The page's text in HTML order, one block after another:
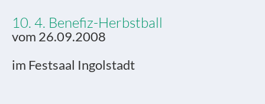
10. 4. Benefiz-Herbstball
vom 26.09.2008
im Festsaal Ingolstadt